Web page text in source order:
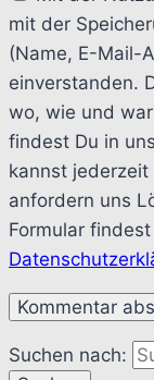
mit der
(Name, E-Mail-
einverstanden.
wo, wie und
findest Du in
kannst jederzeit
anfordern uns
Formular
Suchen nach: